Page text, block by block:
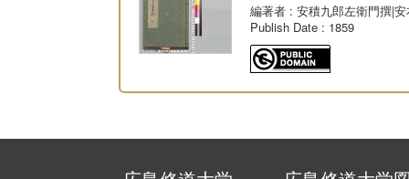
編著者 : 安積九郎左衛門撰|
Publish Date : 1859